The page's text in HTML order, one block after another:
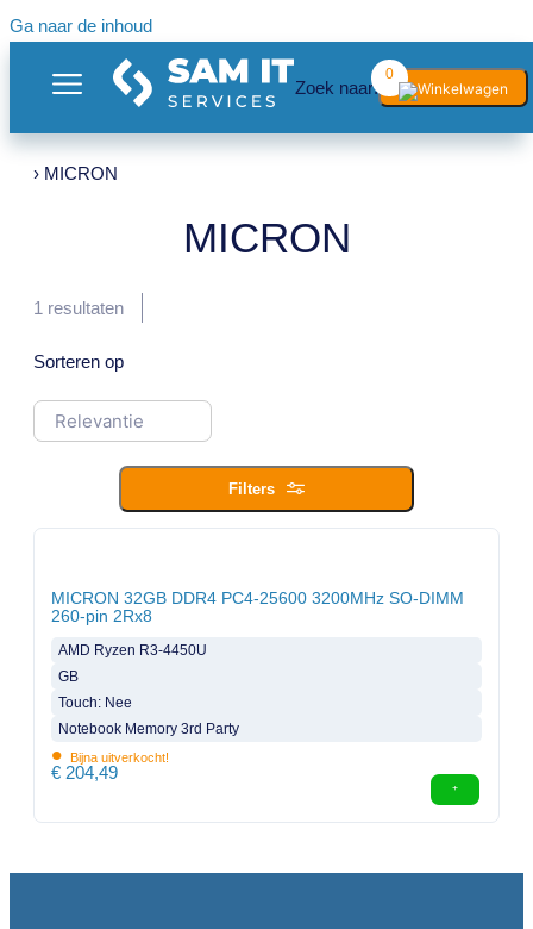
Ga naar de inhoud
Zoek naar:
0
› MICRON
MICRON
1 resultaten
Sorteren op
Filters
MICRON 32GB DDR4 PC4-25600 3200MHz SO-DIMM
260-pin 2Rx8
AMD Ryzen R3-4450U
GB
Touch: Nee
Notebook Memory 3rd Party
• Bijna uitverkocht!
€ 204,49